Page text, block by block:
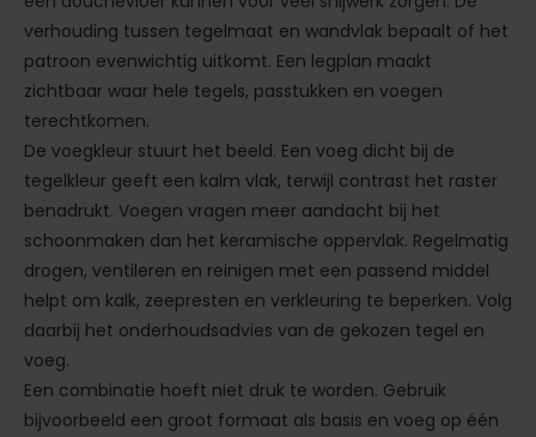
verhouding tussen tegelmaat en wandvlak bepaalt of het
patroon evenwichtig uitkomt. Een legplan maakt
zichtbaar waar hele tegels, passtukken en voegen
terechtkomen.
De voegkleur stuurt het beeld. Een voeg dicht bij de
tegelkleur geeft een kalm vlak, terwijl contrast het raster
benadrukt. Voegen vragen meer aandacht bij het
schoonmaken dan het keramische oppervlak. Regelmatig
drogen, ventileren en reinigen met een passend middel
helpt om kalk, zeepresten en verkleuring te beperken. Volg
daarbij het onderhoudsadvies van de gekozen tegel en
voeg.
Een combinatie hoeft niet druk te worden. Gebruik
bijvoorbeeld een groot formaat als basis en voeg op één